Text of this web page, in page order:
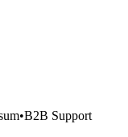
•B2B Support